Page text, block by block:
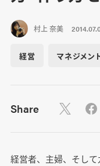
村上 奈美
経営 マネジメン
Share
経営者、主婦、そし